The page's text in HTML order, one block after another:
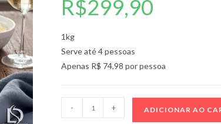
R$299,90
1kg
Serve até 4 pessoas
Apenas R$ 74,98 por pessoa
de
- + ADICIONAR AO